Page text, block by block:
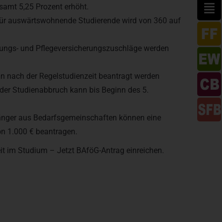
5,25 Prozent erhöht.
auswärtswohnende Studierende wird von 360 auf
und Pflegeversicherungszuschläge werden
nach der Regelstudienzeit beantragt werden
Studienabbruch kann bis Beginn des 5.
aus Bedarfsgemeinschaften können eine
1.000 € beantragen.
im Studium – Jetzt BAföG-Antrag einreichen.